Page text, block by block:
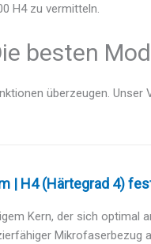
H4 zu vermitteln.
besten
überzeugen. Unser
| H4 (Härtegrad 4)
Kern, der sich optimal
Mikrofaserbezug